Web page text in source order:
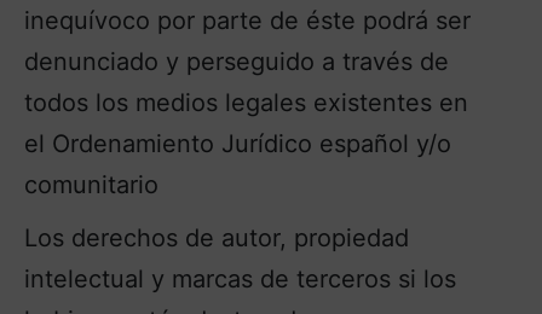
inequívoco por parte de éste podrá ser
denunciado y perseguido a través de
todos los medios legales existentes en
el Ordenamiento Jurídico español y/o
comunitario
Los derechos de autor, propiedad
intelectual y marcas de terceros si los